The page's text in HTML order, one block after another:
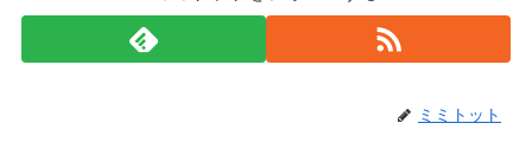
ミミトット